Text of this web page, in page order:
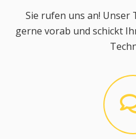
Sie rufen uns an! Unser
gerne vorab und schickt